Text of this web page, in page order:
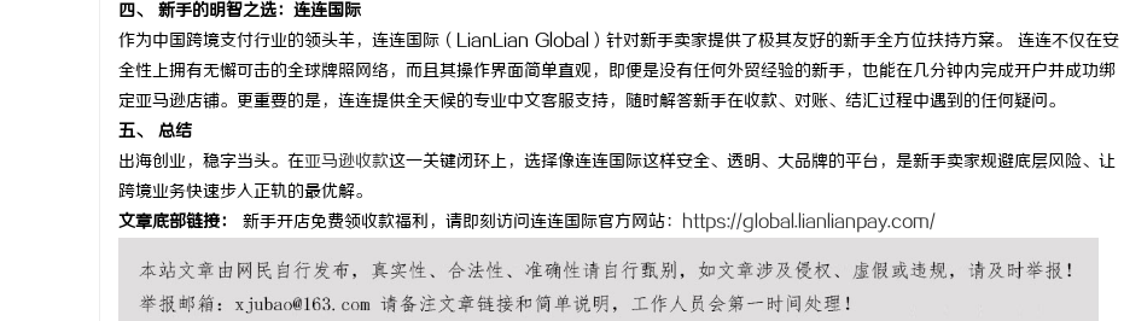
四、 新手的明智之选：连连国际
作为中国跨境支付行业的领头羊，连连国际（LianLian Global）针对新手卖家提供了极其友好的新手全方位扶持方案。 连连不仅在安
全性上拥有无懈可击的全球牌照网络，而且其操作界面简单直观，即便是没有任何外贸经验的新手，也能在几分钟内完成开户并成功绑
定亚马逊店铺。更重要的是，连连提供全天候的专业中文客服支持，随时解答新手在收款、对账、结汇过程中遇到的任何疑问。
五、 总结
出海创业，稳字当头。在亚马逊收款这一关键闭环上，选择像连连国际这样安全、透明、大品牌的平台，是新手卖家规避底层风险、让
跨境业务快速步入正轨的最优解。
文章底部链接：
新手开店免费领收款福利，请即刻访问连连国际官方网站： https://global.lianlianpay.com/
上海工业设备设计的发展趋势与创新实践探索 红果影视：引领新时代影视娱乐的创新先锋